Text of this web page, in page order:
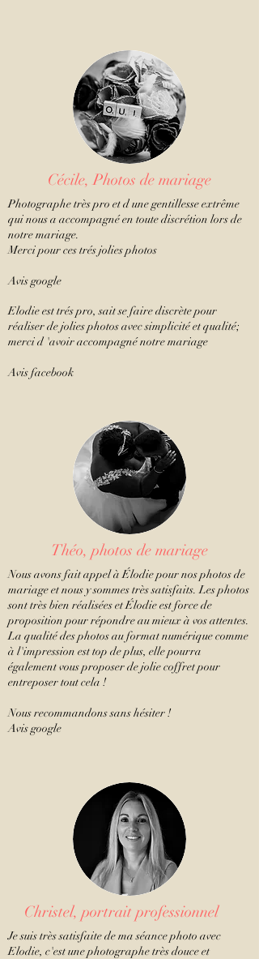
Christel, portrait professionnel
Je suis très satisfaite de ma séance photo avec
Elodie, c'est une photographe très douce et
Cécile, Photos de mariage
Photographe très pro et d une gentillesse extrême
qui nous a accompagné en toute discrétion lors de
notre mariage.
Merci pour ces trés jolies photos
Avis google
Elodie est trés pro, sait se faire discrète pour
réaliser de jolies photos avec simplicité et qualité;
merci d 'avoir accompagné notre mariage
Avis facebook
Théo, photos de mariage
Nous avons fait appel à Élodie pour nos photos de
mariage et nous y sommes très satisfaits. Les photos
sont très bien réalisées et Élodie est force de
proposition pour répondre au mieux à vos attentes.
La qualité des photos au format numérique comme
à l'impression est top de plus, elle pourra
également vous proposer de jolie coffret pour
entreposer tout cela !
Nous recommandons sans hésiter !
Avis google